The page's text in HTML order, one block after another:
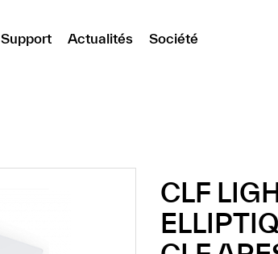
Support Actualités Société
CLF